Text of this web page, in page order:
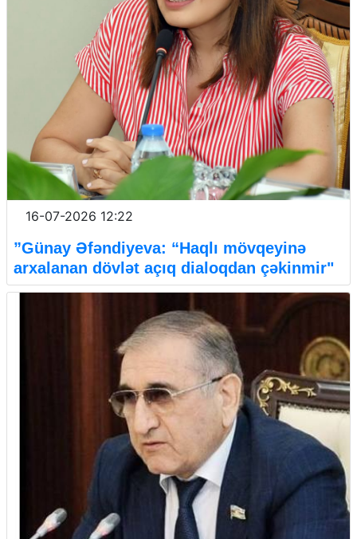
16-07-2026 12:22
”Günay Əfəndiyeva: “Haqlı mövqeyinə
arxalanan dövlət açıq dialoqdan çəkinmir"